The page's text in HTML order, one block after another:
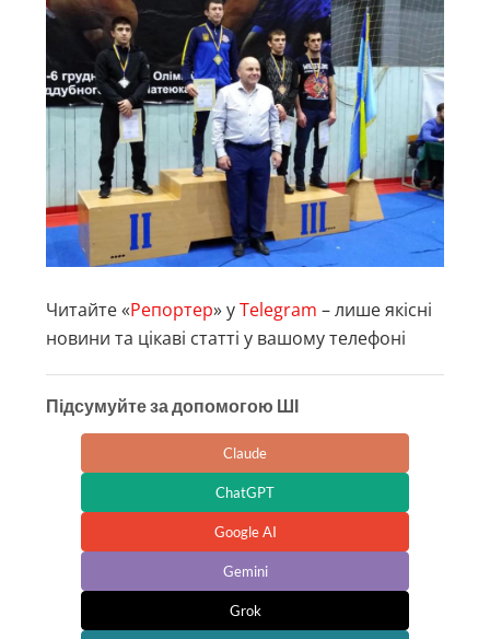
Читайте «Репортер» уTelegram – лише якісні
новини та цікаві статті у вашому телефоні
Підсумуйте за допомогою ШІ
Claude
ChatGPT
Google AI
Gemini
Grok